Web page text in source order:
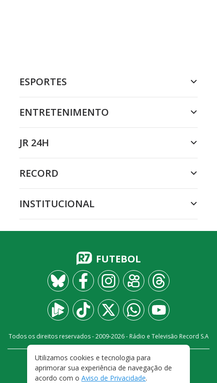
ESPORTES
ENTRETENIMENTO
JR 24H
RECORD
INSTITUCIONAL
FUTEBOL
Todos os direitos reservados - 2009-2026- Rádio e Televisão Record S.A
FALE CONOSCO
PRIVACIDADE
TERMOS E CONDIÇÕES DE USO
Utilizamos cookies e tecnologia para
aprimorar sua experiência de navegação de
acordo com o Aviso de Privacidade.